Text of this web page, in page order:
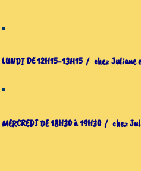
LUNDI DE 12H15-13H15 / chez Juliane
MERCREDI DE 18H30 à 19H30 / chez